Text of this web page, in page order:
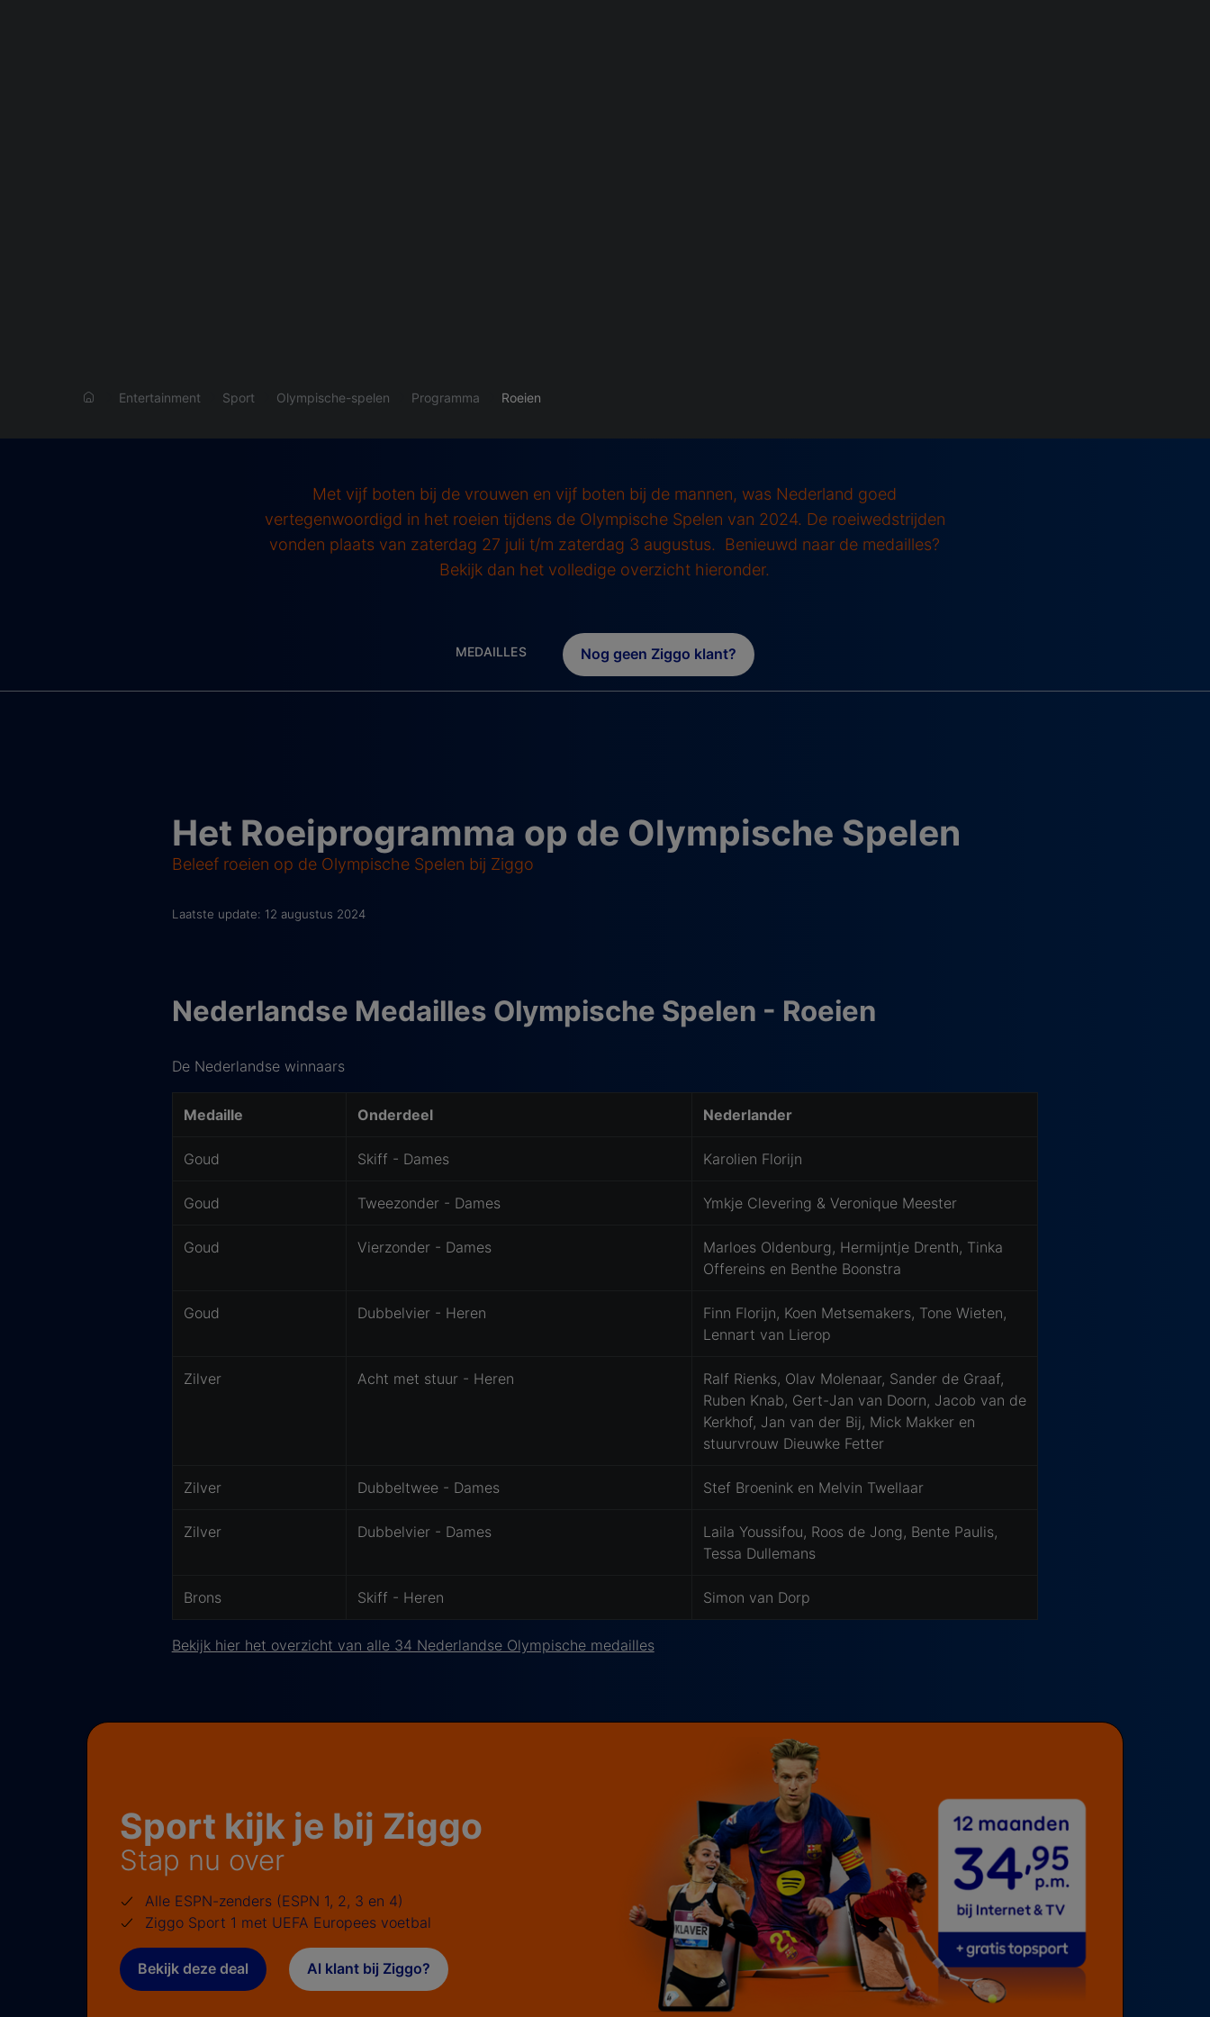
Entertainment Sport Olympische-spelen Programma Roeien
Met vijf boten bij de vrouwen en vijf boten bij de mannen, was Nederland goed
vertegenwoordigd in het roeien tijdens de Olympische Spelen van 2024. De roeiwedstrijden
vonden plaats van zaterdag 27 juli t/m zaterdag 3 augustus. Benieuwd naar de medailles?
Bekijk dan het volledige overzicht hieronder.
MEDAILLES Nog geen Ziggo klant?
Het Roeiprogramma op de Olympische Spelen
Beleef roeien op de Olympische Spelen bij Ziggo
Laatste update: 12 augustus 2024
Nederlandse Medailles Olympische Spelen - Roeien
De Nederlandse winnaars
Medaille Onderdeel Nederlander
Goud Skiff - Dames Karolien Florijn
Goud Tweezonder - Dames Ymkje Clevering & Veronique Meester
Goud Vierzonder - Dames
Marloes Oldenburg, Hermijntje Drenth, Tinka
Offereins en Benthe Boonstra
Goud Dubbelvier - Heren
Finn Florijn, Koen Metsemakers, Tone Wieten,
Lennart van Lierop
Zilver Acht met stuur - Heren
Ralf Rienks, Olav Molenaar, Sander de Graaf,
Ruben Knab, Gert-Jan van Doorn, Jacob van de
Kerkhof, Jan van der Bij, Mick Makker en
stuurvrouw Dieuwke Fetter
Zilver Dubbeltwee - Dames Stef Broenink en Melvin Twellaar
Zilver Dubbelvier - Dames
Laila Youssifou, Roos de Jong, Bente Paulis,
Tessa Dullemans
Brons Skiff - Heren Simon van Dorp
Bekijk hier het overzicht van alle 34 Nederlandse Olympische medailles
Sport kijk je bij Ziggo
Stap nu over
Alle ESPN-zenders (ESPN 1, 2, 3 en 4)
Ziggo Sport 1 met UEFA Europees voetbal
Bekijk deze deal Al klant bij Ziggo?